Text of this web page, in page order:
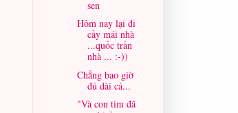
sen
Hôm nay lại đi
cầy mái nhà
...quốc trần
nhà ... :-))
Chẳng bao giờ
đủ dài cả...
"Và con tim đã